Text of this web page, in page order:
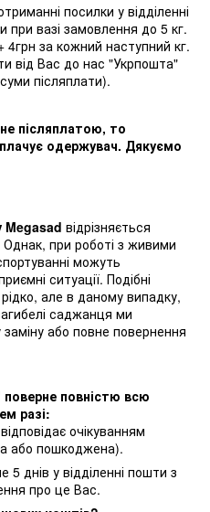
посилки у відділенні
при вазі замовлення до 5 кг.
4грн за кожний наступний кг.
від Вас до нас "Укрпошта"
післяплати).
післяплатою, то
одержувач. Дякуємо
Megasad відрізняється
при роботі з живими
можуть
ситуації. Подібні
але в даному випадку,
саджанця ми
або повне повернення
повністю всю
разі:
очікуванням
або пошкоджена).
днів у відділенні пошти з
про це Вас.